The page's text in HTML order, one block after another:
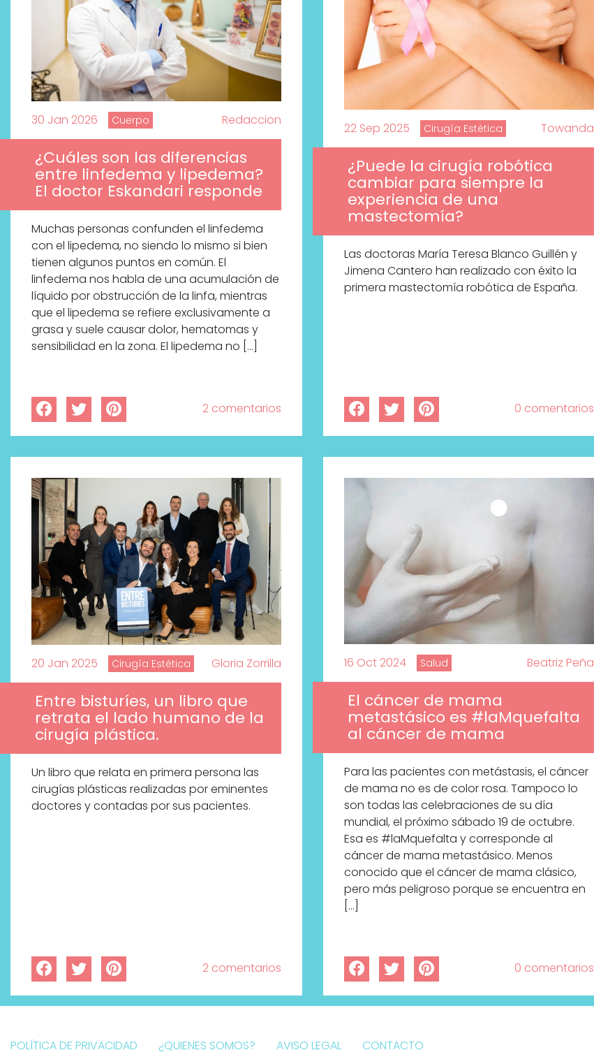
30 Jan 2026 Cuerpo Redaccion
¿Cuáles son las diferencias
entre linfedema y lipedema?
El doctor Eskandari responde
Muchas personas confunden el linfedema
con el lipedema, no siendo lo mismo si bien
tienen algunos puntos en común. El
linfedema nos habla de una acumulación de
líquido por obstrucción de la linfa, mientras
que el lipedema se refiere exclusivamente a
grasa y suele causar dolor, hematomas y
sensibilidad en la zona. El lipedema no […]
2 comentarios
22 Sep 2025 Cirugía Estética Towanda
¿Puede la cirugía robótica
cambiar para siempre la
experiencia de una
mastectomía?
Las doctoras María Teresa Blanco Guillén y
Jimena Cantero han realizado con éxito la
primera mastectomía robótica de España.
0 comentarios
20 Jan 2025 Cirugía Estética Gloria Zorrilla
Entre bisturíes, un libro que
retrata el lado humano de la
cirugía plástica.
Un libro que relata en primera persona las
cirugías plásticas realizadas por eminentes
doctores y contadas por sus pacientes.
2 comentarios
16 Oct 2024 Salud Beatriz Peña
El cáncer de mama
metastásico es #laMquefalta
al cáncer de mama
Para las pacientes con metástasis, el cáncer
de mama no es de color rosa. Tampoco lo
son todas las celebraciones de su día
mundial, el próximo sábado 19 de octubre.
Esa es #laMquefalta y corresponde al
cáncer de mama metastásico. Menos
conocido que el cáncer de mama clásico,
pero más peligroso porque se encuentra en
[…]
0 comentarios
¿Qué revelan las zapatillas
de Alexia Putellas para Nike
sobre la nueva era del
objeto-artista?
Labeau Organic continúa
apostando por la cosmética
del bienestar
POLÍTICA DE PRIVACIDAD ¿QUIENES SOMOS? AVISO LEGAL CONTACTO